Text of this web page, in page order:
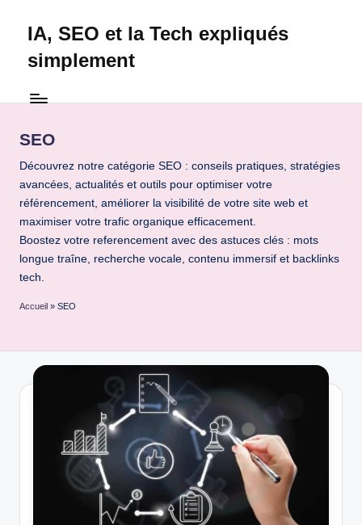
IA, SEO et la Tech expliqués
simplement
est
destination
ultime
l'actualité
tech.
Découvrez
tests
les
SEO
Découvrez notre catégorie SEO : conseils pratiques, stratégies
avancées, actualités et outils pour optimiser votre
référencement, améliorer la visibilité de votre site web et
maximiser votre trafic organique efficacement.
Boostez votre referencement avec des astuces clés : mots
longue traîne, recherche vocale, contenu immersif et backlinks
tech.
Accueil » SEO